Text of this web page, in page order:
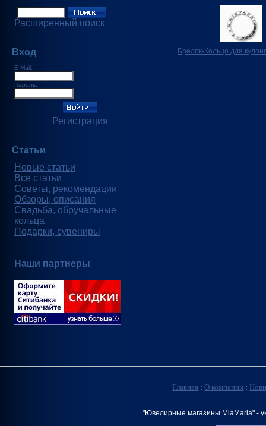
Расширенный поиск
Вход
E-Mail:
Пароль:
Регистрация
Статьи
Новые статьи
Все статьи
Советы, рекомендации
Обзоры, описания
Свадьба, обручальные
кольца
Подарки, сувениры
Наши партнеры
Брелок-Кольцо для
Главная :О компании :
"Ювелирные магазины MiaMaria" -